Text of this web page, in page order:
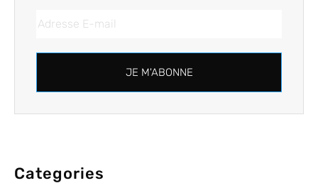
JE M'ABONNE
Categories